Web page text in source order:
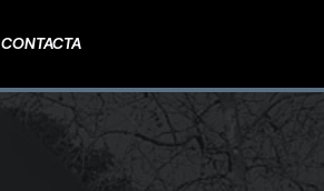
CONTACTA